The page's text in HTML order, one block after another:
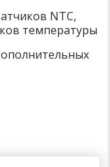
NTC,
температуры